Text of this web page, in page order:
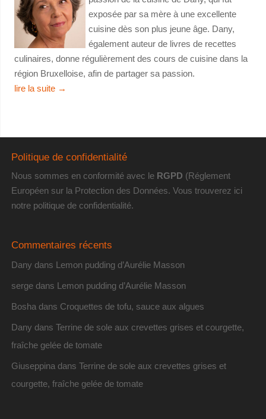
exposée par sa mère à une excellente
cuisine dès son plus jeune âge. Dany,
également auteur de livres de recettes
culinaires, donne régulièrement des cours de cuisine dans la
région Bruxelloise, afin de partager sa passion.
lire la suite →
Politique de confidentialité
Nous sommes en conformité avec le RGPD (Réglement
Européen sur la Protection des Données. Vous trouverez ici
notre politique de confidentialité.
Commentaires récents
Dany dans Lemon pudding d’Aurélie Masson
sergedans Lemon pudding d’Aurélie Masson
Bosha dans Croquettes de tofu, sauce aux algues
Dany dans Terrine de sole aux crevettes grises et courgette,
fraîche gelée de tomate
Giuseppina dans Terrine de sole aux crevettes grises et
courgette, fraîche gelée de tomate